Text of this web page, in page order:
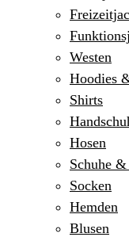
Westen
Hoodies
Shirts
Hosen
Schuhe
Socken
Hemden
Blusen